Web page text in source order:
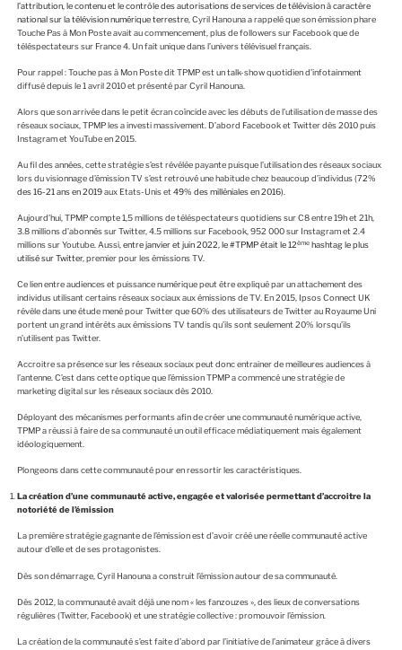
l’attribution, le contenu et le contrôle des autorisations de services de télévision à caractère
national sur la télévision numérique terrestre, Cyril Hanouna a rappelé que son émission phare
Touche Pas à Mon Poste avait au commencement, plus de followers sur Facebook que de
téléspectateurs sur France 4. Un fait unique dans l’univers télévisuel français.
Pour rappel : Touche pas à Mon Poste dit TPMP est un talk-show quotidien d’infotainment
diffusé depuis le 1 avril 2010 et présenté par Cyril Hanouna.
Alors que son arrivée dans le petit écran coïncide avec les débuts de l’utilisation de masse des
réseaux sociaux, TPMP les a investi massivement. D’abord Facebook et Twitter dès 2010 puis
Instagram et YouTube en 2015.
Au fil des années, cette stratégie s’est révélée payante puisque l’utilisation des réseaux sociaux
lors du visionnage d’émission TV s’est retrouvé une habitude chez beaucoup d’individus (72%
des 16-21 ans en 2019aux Etats-Unis et49% des milléniales en 2016).
Aujourd’hui, TPMP compte 1,5 millions de téléspectateurs quotidiens sur C8 entre 19h et 21h,
3.8 millions d’abonnés sur Twitter, 4.5 millions sur Facebook, 952 000 sur Instagram et 2.4
millions sur Youtube. Aussi, entre janvier et juin 2022, le #TPMP était le 12èmehashtag le plus
utilisé sur Twitter, premier pour les émissions TV.
Ce lien entre audiences et puissance numérique peut être expliqué par un attachement des
individus utilisant certains réseaux sociaux aux émissions de TV. En 2015, Ipsos Connect UK
révèle dans une étude mené pour Twitter que 60% des utilisateurs de Twitter au Royaume Uni
portent un grand intérêts aux émissions TV tandis qu’ils sont seulement 20% lorsqu’ils
n’utilisent pas Twitter.
Accroitre sa présence sur les réseaux sociaux peut donc entrainer de meilleures audiences à
l’antenne. C’est dans cette optique que l’émission TPMP a commencé une stratégie de
marketing digital sur les réseaux sociaux dès 2010.
Déployant des mécanismes performants afin de créer une communauté numérique active,
TPMP a réussi à faire de sa communauté un outil efficace médiatiquement mais également
idéologiquement.
Plongeons dans cette communauté pour en ressortir les caractéristiques.
La création d’une communauté active, engagée et valorisée permettant d’accroitre la
notoriété de l’émission
La première stratégie gagnante de l’émission est d’avoir créé une réelle communauté active
autour d’elle et de ses protagonistes.
Dès son démarrage, Cyril Hanouna a construit l’émission autour de sa communauté.
Dès 2012, la communauté avait déjà une nom « les fanzouzes », des lieux de conversations
régulières (Twitter, Facebook) et une stratégie collective : promouvoir l’émission.
La création de la communauté s’est faite d’abord par l’initiative de l’animateur grâce à divers